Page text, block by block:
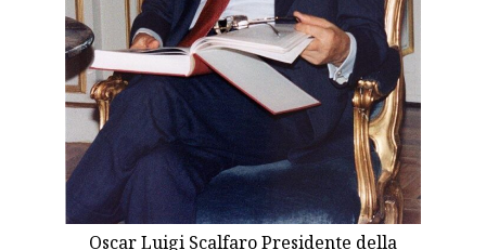
Oscar Luigi Scalfaro Presidente della